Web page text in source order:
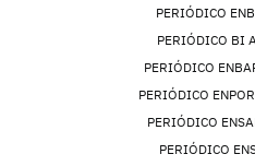
PERIÓDICO
PERIÓDICO BI
PERIÓDICO
PERIÓDICO
PERIÓDICO
PERIÓDICO